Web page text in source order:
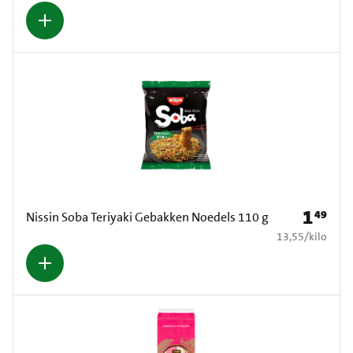
Nissin Soba Teriyaki Gebakken Noedels 110 g Prijs: €
149
€ 13,55 per kilo
13,55/kilo